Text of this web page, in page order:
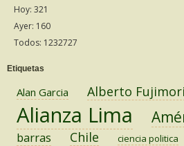
Hoy: 321
Ayer: 160
Todos: 1232727
Etiquetas
Alan Garcia Alberto Fujimori
Alianza Lima
barras Chile ciencia politica